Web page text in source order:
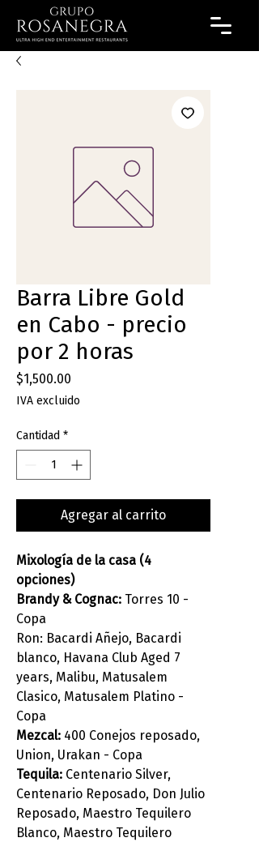
Barra Libre Gold
en Cabo - precio
por 2 horas
$1,500.00
IVA excluido
Cantidad *
Agregar al carrito
Mixología de la casa (4
opciones)
Brandy & Cognac: Torres 10 -
Copa
Ron: Bacardi Añejo, Bacardi
blanco, Havana Club Aged 7
years, Malibu, Matusalem
Clasico, Matusalem Platino -
Copa
Mezcal: 400 Conejos reposado,
Union, Urakan - Copa
Tequila: Centenario Silver,
Centenario Reposado, Don Julio
Reposado, Maestro Tequilero
Blanco, Maestro Tequilero